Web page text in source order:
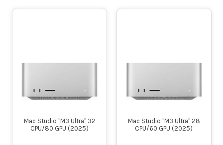
MacBook Pro "M3 Max" 16
1 400,00 €
MacBook Pro "M3
1 400,00 €